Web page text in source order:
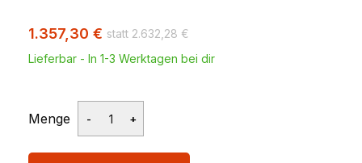
2.632,28 €
1.357,30 €
Lieferbar - In 1-3 Werktagen bei dir
Menge